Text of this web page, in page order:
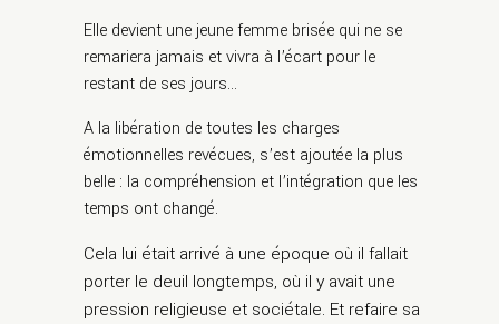
Elle devient une jeune femme brisée qui ne se
remariera jamais et vivra à l’écart pour le
restant de ses jours…
A la libération de toutes les charges
émotionnelles revécues, s’est ajoutée la plus
belle : la compréhension et l’intégration que les
temps ont changé.
Cela lui était arrivé à une époque où il fallait
porter le deuil longtemps, où il y avait une
pression religieuse et sociétale. Et refaire sa